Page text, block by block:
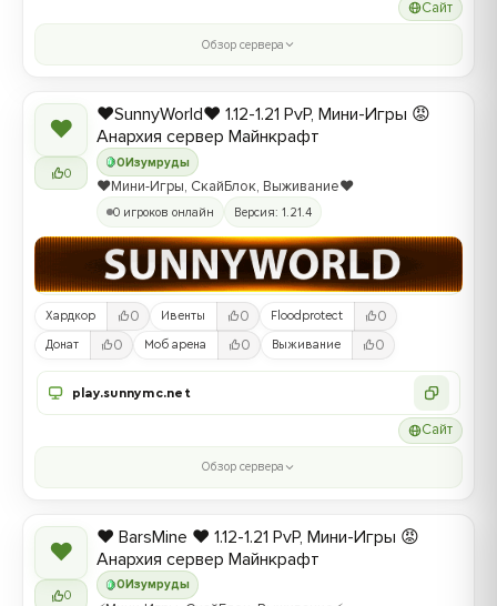
Сайт
Обзор сервера
❤
0
0Изумруды
❤️SunnyWorld❤️ 1.12-1.21 PvP, Мини-Игры 😡
Анархия сервер Майнкрафт
❤️Мини-Игры, СкайБлок, Выживание❤️
0 игроков онлайн Версия: 1.21.4
Хардкор 0 Ивенты 0 Floodprotect 0
Донат 0 Моб арена 0 Выживание 0
play.sunnymc.net
Сайт
Обзор сервера
❤
0
0 Изумруды
❤️ BarsMine ❤️ 1.12-1.21 PvP, Мини-Игры 😡
Анархия сервер Майнкрафт